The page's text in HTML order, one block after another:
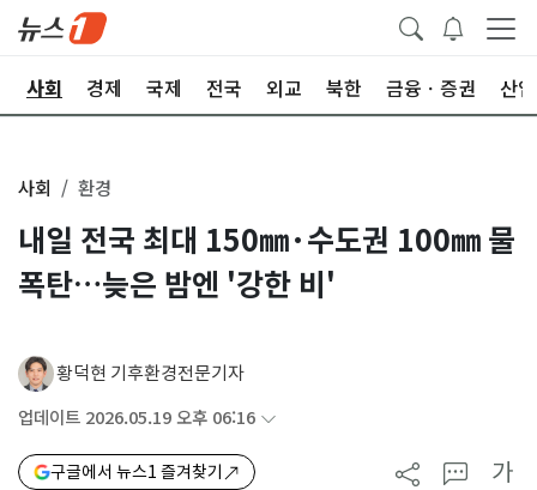
사회 경제 국제 전국 외교 북한 금융ㆍ증권 산업
사회 환경
내일 전국 최대 150㎜·수도권 100㎜ 물
폭탄…늦은 밤엔 '강한 비'
황덕현 기후환경전문기자
업데이트 2026.05.19 오후 06:16
구글에서 뉴스1 즐겨찾기 가